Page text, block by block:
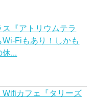
『アトリウムテラ
Wi-Fiもあり！しかも
...
Wifiカフェ『タリーズ